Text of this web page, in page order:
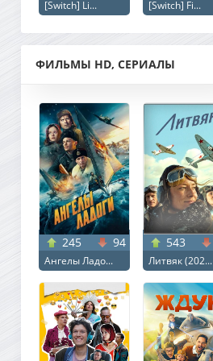
[Switch] Li... [Switch] Fi...
ФИЛЬМЫ HD, СЕРИАЛЫ
245 94
Ангелы Ладо...
543
Литвяк (202...